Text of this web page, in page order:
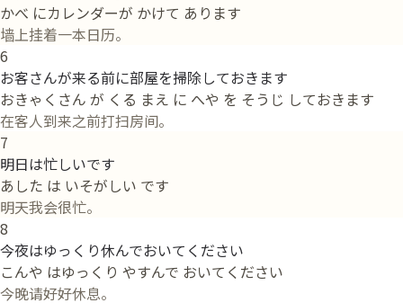
かべ にカレンダーが かけて あります
墙上挂着一本日历。
6
お客さんが来る前に部屋を掃除しておきます
おきゃくさん が くる まえ に へや を そうじ しておきます
在客人到来之前打扫房间。
7
明日は忙しいです
あした は いそがしい です
明天我会很忙。
8
今夜はゆっくり休んでおいてください
こんや はゆっくり やすんで おいてください
今晚请好好休息。